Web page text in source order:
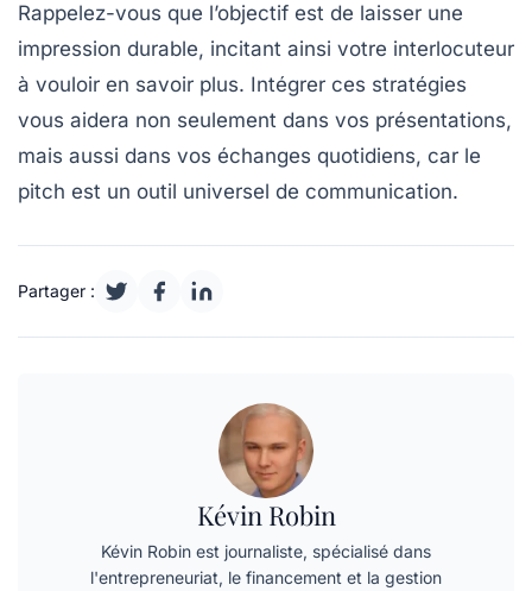
Rappelez-vous que l’objectif est de laisser une
impression durable, incitant ainsi votre interlocuteur
à vouloir en savoir plus. Intégrer ces stratégies
vous aidera non seulement dans vos présentations,
mais aussi dans vos échanges quotidiens, car le
pitch est un outil universel de communication.
Partager :
Kévin Robin
Kévin Robin est journaliste, spécialisé dans
l'entrepreneuriat, le financement et la gestion